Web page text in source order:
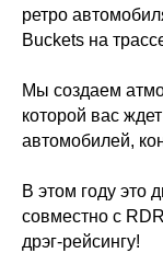
ретро
Buckets на
Мы создаем
которой вас
автомобилей,
В этом году это
совместно с
дрэг-рейсингу!